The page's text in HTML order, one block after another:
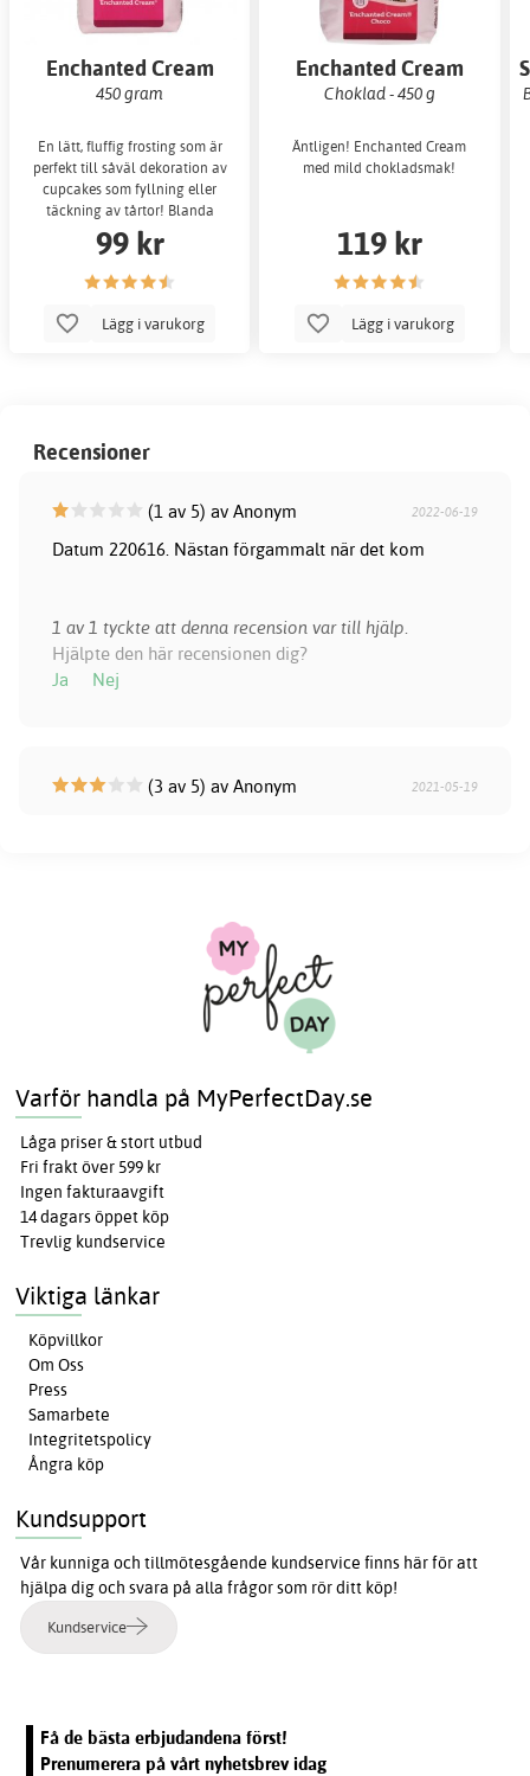
Enchanted Cream
450 gram
En lätt, fluffig frosting som är
perfekt till såväl dekoration av
cupcakes som fyllning eller
täckning av tårtor! Blanda
endast
99 kr
Lägg i varukorg
Enchanted Cream
Choklad - 450 g
Äntligen! Enchanted Cream
med mild chokladsmak!
119 kr
Lägg i varukorg
Recensioner
(1 av 5) av Anonym 2022-06-19
Datum 220616. Nästan förgammalt när det kom
1 av 1 tyckte att denna recension var till hjälp.
Hjälpte den här recensionen dig?
Ja
Nej
(3 av 5) av Anonym 2021-05-19
Varför handla på MyPerfectDay.se
Låga priser & stort utbud
Fri frakt över 599 kr
Ingen fakturaavgift
14 dagars öppet köp
Trevlig kundservice
Viktiga länkar
Köpvillkor
Om Oss
Press
Samarbete
Integritetspolicy
Ångra köp
Kundsupport
Vår kunniga och tillmötesgående kundservice finns här för att
hjälpa dig och svara på alla frågor som rör ditt köp!
Kundservice
Få de bästa erbjudandena först!
Prenumerera på vårt nyhetsbrev idag